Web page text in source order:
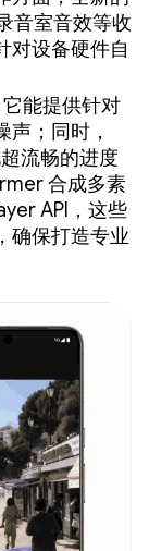
音室音效等收
对设备硬件自
能提供针对
；同时，
流畅的进度
合成多素
API，这些
确保打造专业